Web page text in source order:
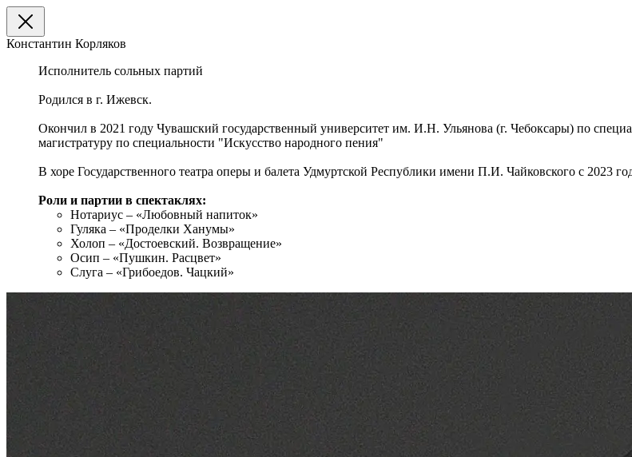
Константин Корляков
Исполнитель сольных партий
Родился в г. Ижевск.
Окончил в 2021 году Чувашский государственный университет им. И.Н. Ульянова (г. Чебоксары) по
магистратуру по специальности "Искусство народного пения"
В хоре Государственного театра оперы и балета Удмуртской Республики имени П.И. Чайковского с 2023
Роли и партии в спектаклях:
Нотариус – «Любовный напиток»
Гуляка – «Проделки Ханумы»
Холоп – «Достоевский. Возвращение»
Осип – «Пушкин. Расцвет»
Слуга – «Грибоедов. Чацкий»